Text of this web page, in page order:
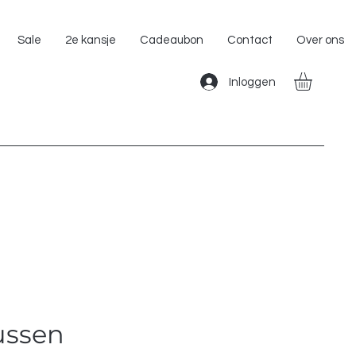
Sale 2e kansje Cadeaubon Contact Over ons
Inloggen